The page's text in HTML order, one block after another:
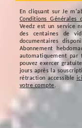
En cliquant surJe
Conditions Générales
Veedz est un service
des centaines de
documentaires
Abonnement
automatiquement par
pouvez exercer
jours après la
rétraction accessible ici
votre compte.